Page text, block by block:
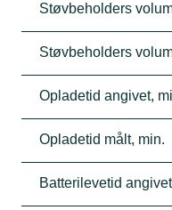
Støvbeholders
Støvbeholders
Opladetid angivet,
Opladetid målt, min.
Batterilevetid